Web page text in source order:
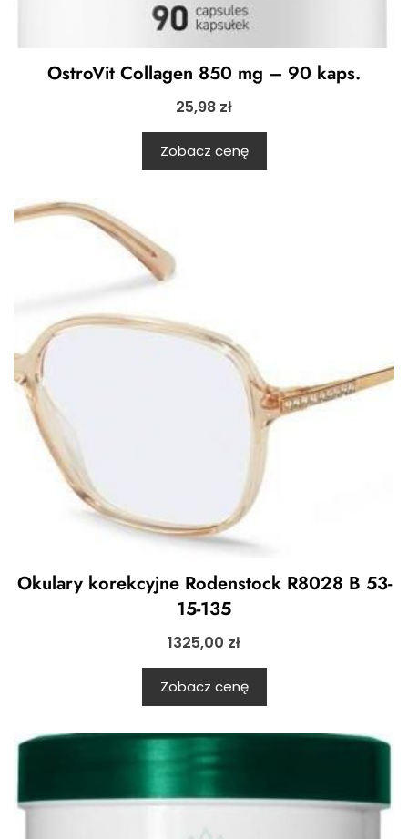
OstroVit Collagen 850 mg – 90 kaps.
25,98 zł
Zobacz cenę
Okulary korekcyjne Rodenstock R8028 B 53-
15-135
1325,00 zł
Zobacz cenę